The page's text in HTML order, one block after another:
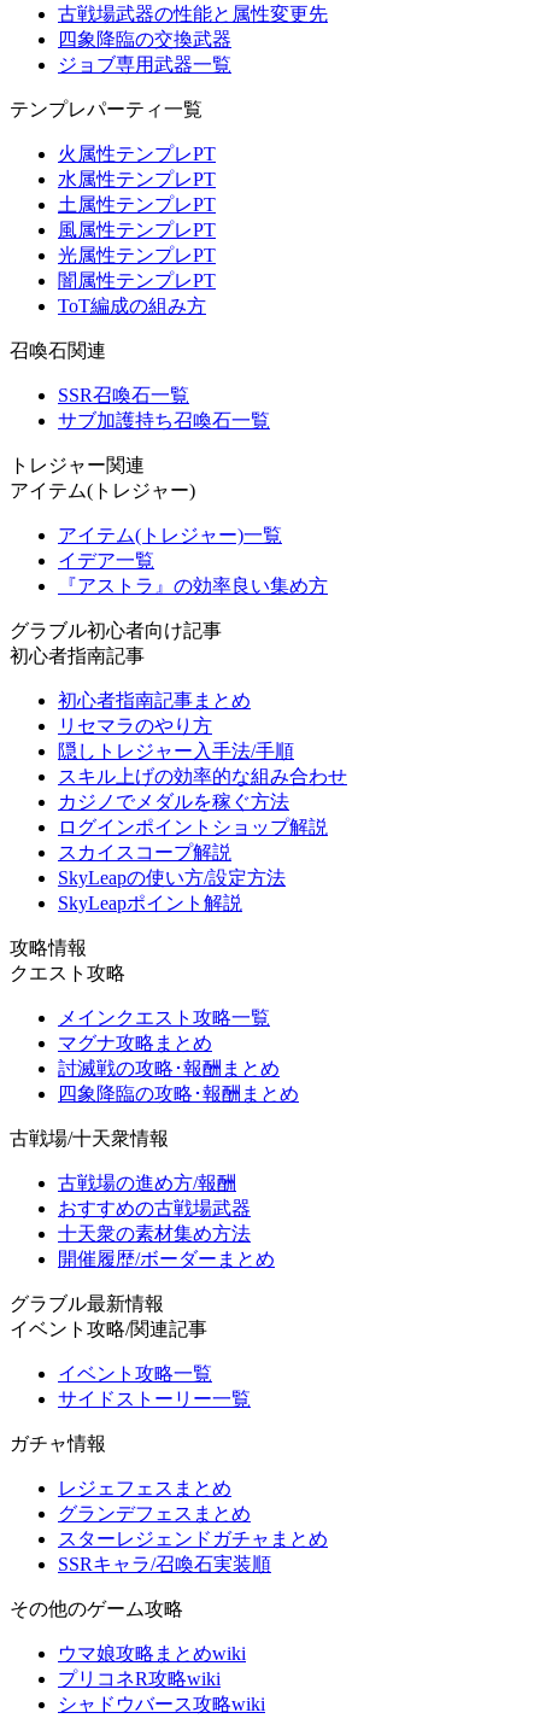
古戦場武器の性能と属性変更先
四象降臨の交換武器
ジョブ専用武器一覧
テンプレパーティ一覧
火属性テンプレPT
水属性テンプレPT
土属性テンプレPT
風属性テンプレPT
光属性テンプレPT
闇属性テンプレPT
ToT編成の組み方
召喚石関連
SSR召喚石一覧
サブ加護持ち召喚石一覧
トレジャー関連
アイテム(トレジャー)
アイテム(トレジャー)一覧
イデア一覧
『アストラ』の効率良い集め方
グラブル初心者向け記事
初心者指南記事
初心者指南記事まとめ
リセマラのやり方
隠しトレジャー入手法/手順
スキル上げの効率的な組み合わせ
カジノでメダルを稼ぐ方法
ログインポイントショップ解説
スカイスコープ解説
SkyLeapの使い方/設定方法
SkyLeapポイント解説
攻略情報
クエスト攻略
メインクエスト攻略一覧
マグナ攻略まとめ
討滅戦の攻略･報酬まとめ
四象降臨の攻略･報酬まとめ
古戦場/十天衆情報
古戦場の進め方/報酬
おすすめの古戦場武器
十天衆の素材集め方法
開催履歴/ボーダーまとめ
グラブル最新情報
イベント攻略/関連記事
イベント攻略一覧
サイドストーリー一覧
ガチャ情報
レジェフェスまとめ
グランデフェスまとめ
スターレジェンドガチャまとめ
SSRキャラ/召喚石実装順
その他のゲーム攻略
ウマ娘攻略まとめwiki
プリコネR攻略wiki
シャドウバース攻略wiki